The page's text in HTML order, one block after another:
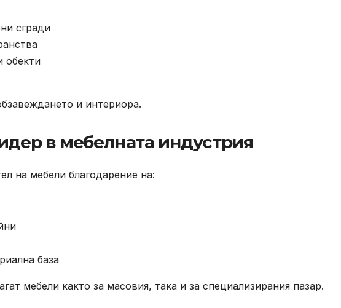
сгради
обекти
и интериора.
в мебелната индустрия
на мебели благодарение на:
база
мебели както за масовия, така и за специализирания пазар.